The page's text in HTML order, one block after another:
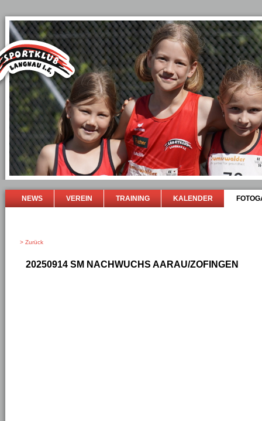
NEWS VEREIN TRAINING KALENDER
> Zurück
20250914 SM NACHWUCHS AARAU/ZOFINGEN